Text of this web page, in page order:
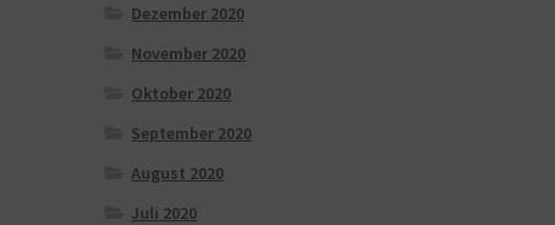
Dezember 2020
November 2020
Oktober 2020
September 2020
August 2020
Juli 2020